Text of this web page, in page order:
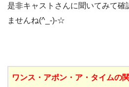
是非キャストさんに聞いてみて
ませんね(^_-)-☆
ワンス・アポン・ア・タイムの